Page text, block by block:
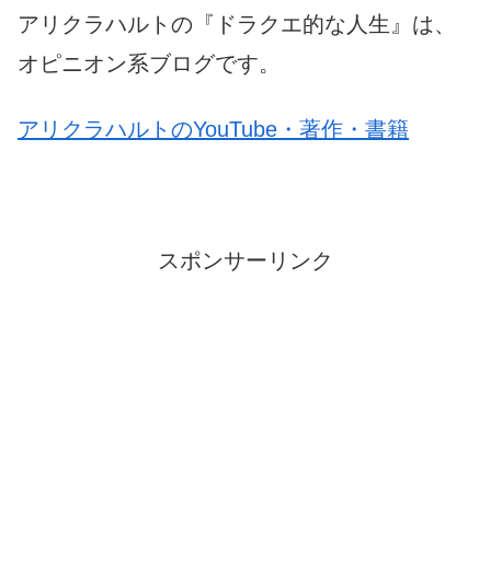
アリクラハルトの『ドラクエ的な人生』は、
オピニオン系ブログです。
アリクラハルトのYouTube・著作・書籍
スポンサーリンク